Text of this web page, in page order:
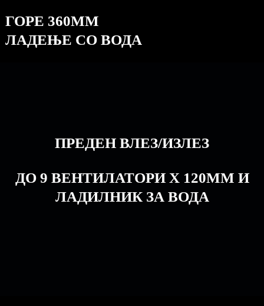
ГОРЕ 360MM
ЛАДЕЊЕ СО ВОДА
ПРЕДЕН ВЛЕЗ/ИЗЛЕЗ
ДО 9 ВЕНТИЛАТОРИ X 120MM И
ЛАДИЛНИК ЗА ВОДА